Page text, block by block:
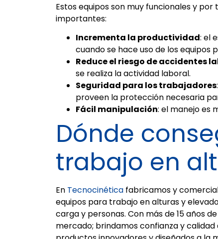
Estos equipos son muy funcionales y
importantes:
Incrementa la productividad: el
cuando se hace uso de los equipos
Reduce el riesgo de accidentes
se realiza la actividad laboral.
Seguridad para los trabajadores
proveen la protección necesaria
Fácil manipulación: el manejo es
Dónde
trabajo en
En Tecnocinética fabricamos y
equipos para trabajo en alturas y
carga y personas. Con más de 15 años
mercado; brindamos confianza y